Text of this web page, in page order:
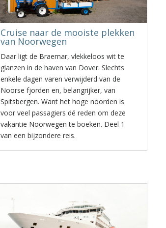
Cruise naar de mooiste plekken
van Noorwegen
Daar ligt de Braemar, vlekkeloos wit te
glanzen in de haven van Dover. Slechts
enkele dagen varen verwijderd van de
Noorse fjorden en, belangrijker, van
Spitsbergen. Want het hoge noorden is
voor veel passagiers dé reden om deze
vakantie Noorwegen te boeken. Deel 1
van een bijzondere reis.